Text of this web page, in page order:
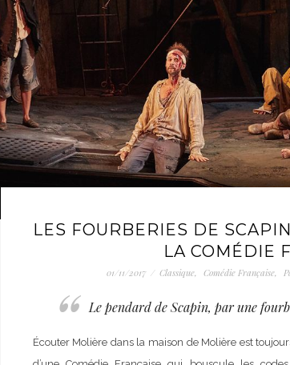
LES FOURBERIES DE
LA COMÉDIE
01/11/2017 / Classique, Comédie Française,
Le pendard de Scapin, par une
Écouter Molière dans la maison de Molière est